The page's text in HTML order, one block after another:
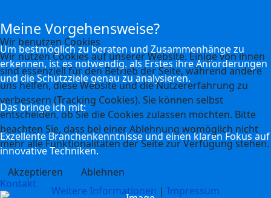
Meine Vorgehensweise?
Um bestmöglich zu beraten und Zusammenhänge zu
erkennen, ist es notwendig, als Erstes ihre Anforderungen
und die Schutzziele genau zu analysieren.
Das bringe ich mit:
Exzellente Branchenkenntnisse und einen klaren Fokus auf
innovative Techniken.
Kontakt
Wir benutzen Cookies
Wir nutzen Cookies auf unserer Website. Einige von ihnen
sind essenziell für den Betrieb der Seite, während andere
uns helfen, diese Website und die Nutzererfahrung zu
verbessern (Tracking Cookies). Sie können selbst
entscheiden, ob Sie die Cookies zulassen möchten. Bitte
beachten Sie, dass bei einer Ablehnung womöglich nicht
mehr alle Funktionalitäten der Seite zur Verfügung stehen.
Akzeptieren
Ablehnen
Weitere Informationen | Impressum